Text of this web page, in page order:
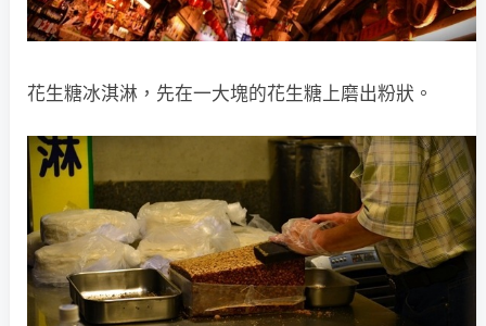
花生糖冰淇淋，先在一大塊的花生糖上磨出粉狀。